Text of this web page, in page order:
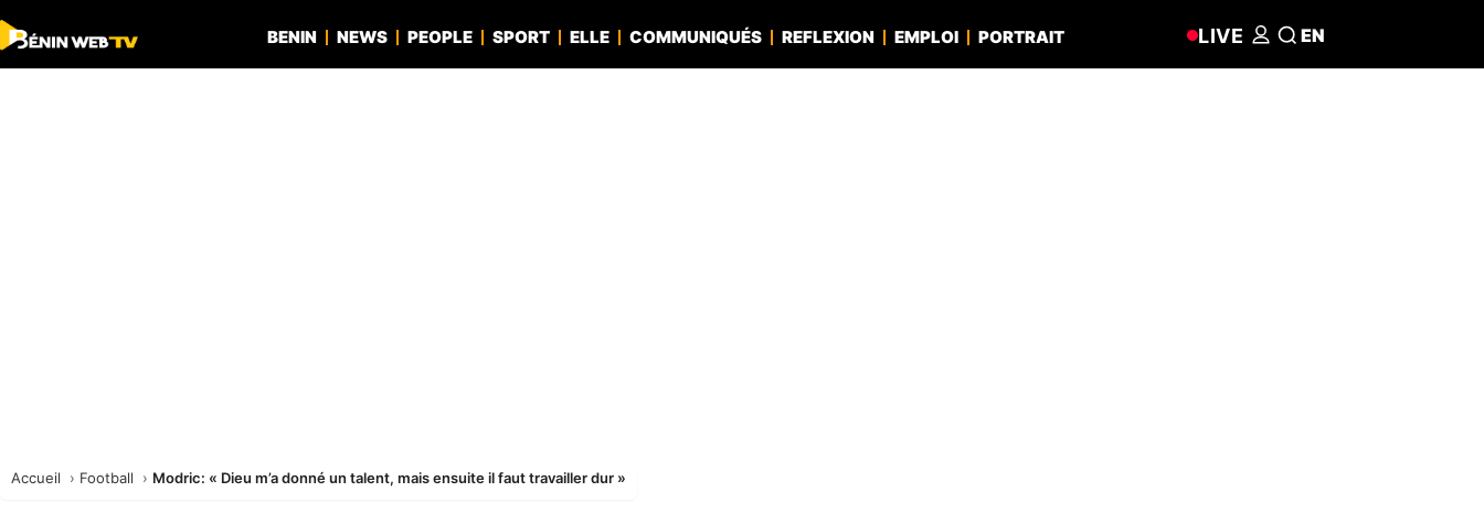
BENIN NEWS PEOPLE SPORT ELLE COMMUNIQUÉS REFLEXION EMPLOI PORTRAIT LIVE EN
Accueil Football Modric: « Dieu m’a donné un talent, mais ensuite il faut travailler dur »